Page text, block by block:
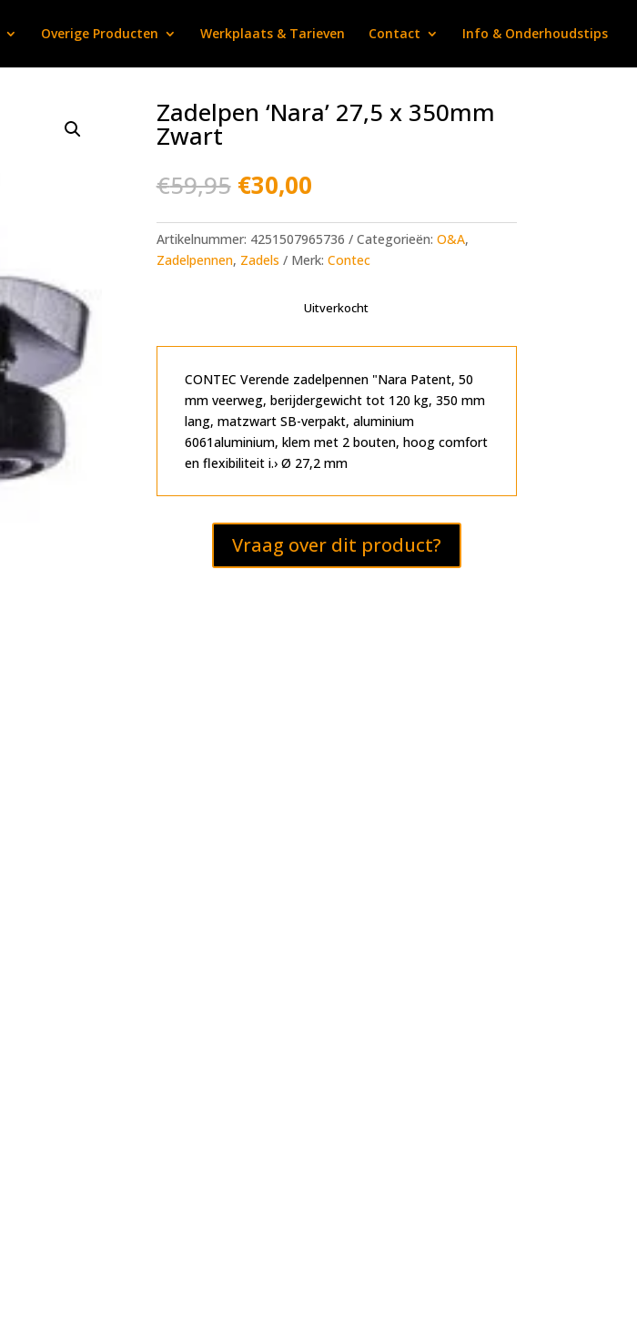
Overige Producten Werkplaats & Tarieven Contact Info & Onderhoudstips
Zadelpen ‘Nara’ 27,5 x 350mm
Zwart
€59,95 Oorspronkelijke
prijs
was:
€59,95.
€30,00Huidige
is:
€30,00.
Artikelnummer: 4251507965736 Categorieën: O&A,
Zadelpennen, Zadels Merk: Contec
Uitverkocht
CONTEC Verende zadelpennen "Nara Patent, 50
mm veerweg, berijdergewicht tot 120 kg, 350 mm
lang, matzwart SB-verpakt, aluminium
6061aluminium, klem met 2 bouten, hoog comfort
en flexibiliteit i.› Ø 27,2 mm
Vraag over dit product?